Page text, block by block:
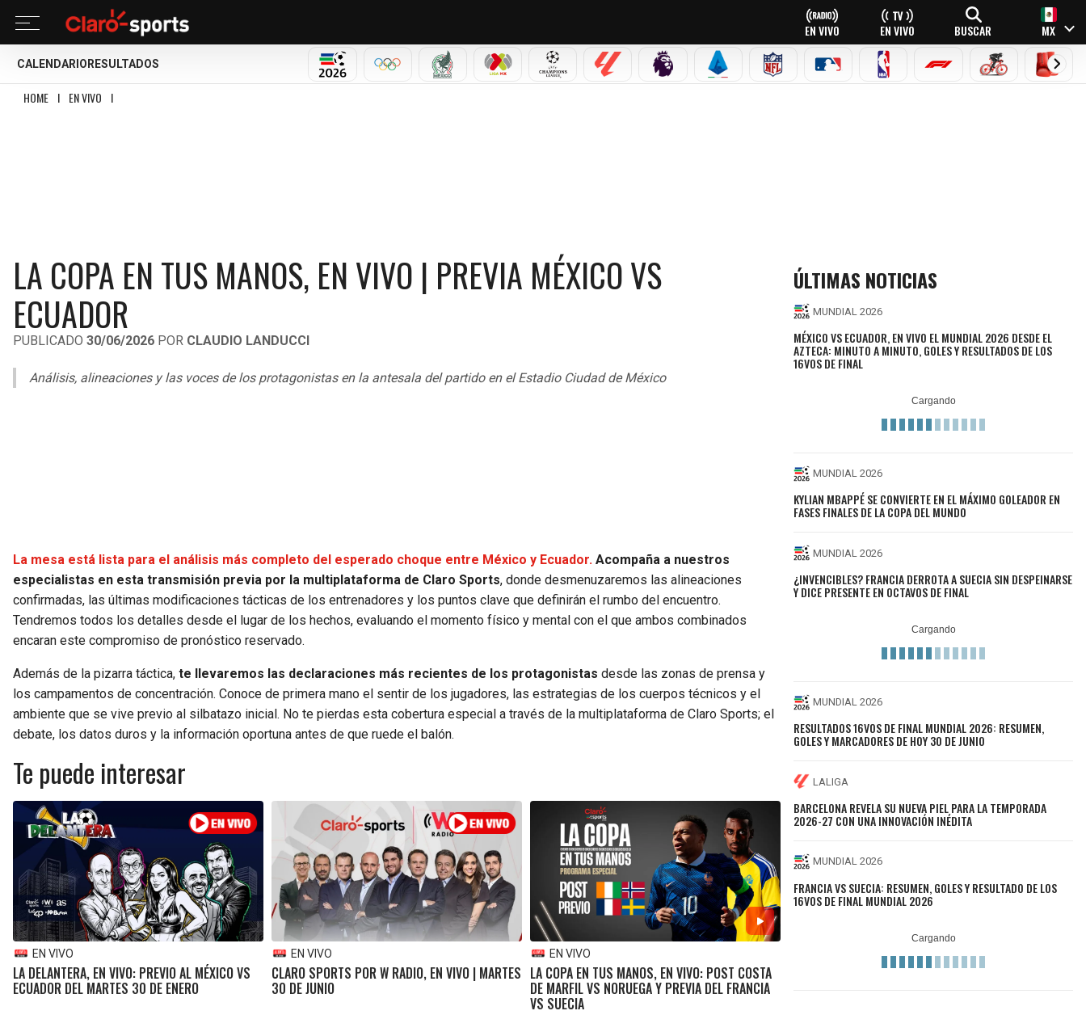
EN VIVO EN VIVO BUSCAR MX
CALENDARIO RESULTADOS
MUNDIAL 2026OLÍMPICOSSELECCIÓN MEXICANA
LIGA MX CHAMPIONS LEAGUE
LALIGA PREMIER LEAGUE
SERIE A NFL MLB NBA FÓRMULA 1CICLISMOBOXEO
HOME I EN VIVO I
LA COPA EN TUS MANOS, EN VIVO | PREVIA MÉXICO VS
ECUADOR
PUBLICADO 30/06/2026 POR CLAUDIO LANDUCCI
Análisis, alineaciones y las voces de los protagonistas en la antesala del partido en el Estadio Ciudad de México
La mesa está lista para el análisis más completo del esperado choque entre México y Ecuador. Acompaña a nuestros
especialistas en esta transmisión previa por la multiplataforma de Claro Sports, donde desmenuzaremos las alineaciones
confirmadas, las últimas modificaciones tácticas de los entrenadores y los puntos clave que definirán el rumbo del encuentro.
Tendremos todos los detalles desde el lugar de los hechos, evaluando el momento físico y mental con el que ambos combinados
encaran este compromiso de pronóstico reservado.
Además de la pizarra táctica, te llevaremos las declaraciones más recientes de los protagonistas desde las zonas de prensa y
los campamentos de concentración. Conoce de primera mano el sentir de los jugadores, las estrategias de los cuerpos técnicos y el
ambiente que se vive previo al silbatazo inicial. No te pierdas esta cobertura especial a través de la multiplataforma de Claro Sports; el
debate, los datos duros y la información oportuna antes de que ruede el balón.
Te puede interesar
EN VIVO
LA DELANTERA, EN VIVO: PREVIO AL MÉXICO VS
ECUADOR DEL MARTES 30 DE ENERO
EN VIVO
CLARO SPORTS POR W RADIO, EN VIVO | MARTES
30 DE JUNIO
EN VIVO
LA COPA EN TUS MANOS, EN VIVO: POST COSTA
DE MARFIL VS NORUEGA Y PREVIA DEL FRANCIA
VS SUECIA
ÚLTIMAS NOTICIAS
MUNDIAL 2026
MÉXICO VS ECUADOR, EN VIVO EL MUNDIAL 2026 DESDE EL
AZTECA: MINUTO A MINUTO, GOLES Y RESULTADOS DE LOS
16VOS DE FINAL
MUNDIAL 2026
KYLIAN MBAPPÉ SE CONVIERTE EN EL MÁXIMO GOLEADOR EN
FASES FINALES DE LA COPA DEL MUNDO
MUNDIAL 2026
¿INVENCIBLES? FRANCIA DERROTA A SUECIA SIN DESPEINARSE
Y DICE PRESENTE EN OCTAVOS DE FINAL
MUNDIAL 2026
RESULTADOS 16VOS DE FINAL MUNDIAL 2026: RESUMEN,
GOLES Y MARCADORES DE HOY 30 DE JUNIO
LALIGA
BARCELONA REVELA SU NUEVA PIEL PARA LA TEMPORADA
2026-27 CON UNA INNOVACIÓN INÉDITA
MUNDIAL 2026
FRANCIA VS SUECIA: RESUMEN, GOLES Y RESULTADO DE LOS
16VOS DE FINAL MUNDIAL 2026